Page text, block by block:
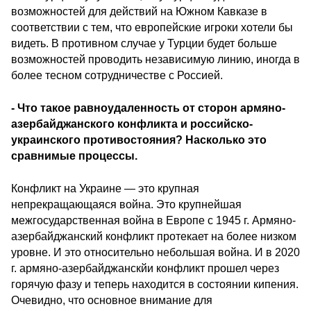
возможностей для действий на Южном Кавказе в
соответствии с тем, что европейские игроки хотели бы
видеть. В противном случае у Турции будет больше
возможностей проводить независимую линию, иногда в
более тесном сотрудничестве с Россией.
- Что такое равноудаленность от сторон армяно-
азербайджанского конфликта и российско-
украинского противостояния? Насколько это
сравнимые процессы.
Конфликт на Украине — это крупная
непрекращающаяся война. Это крупнейшая
межгосударственная война в Европе с 1945 г. Армяно-
азербайджанский конфликт протекает на более низком
уровне. И это относительно небольшая война. И в 2020
г. армяно-азербайджанскйи конфликт прошел через
горячую фазу и теперь находится в состоянии кипения.
Очевидно, что основное внимание для